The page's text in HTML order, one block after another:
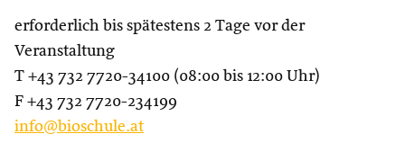
erforderlich bis spätestens 2 Tage vor der
Veranstaltung
T +43 732 7720-34100 (08:00 bis 12:00 Uhr)
F +43 732 7720-234199
info@bioschule.at